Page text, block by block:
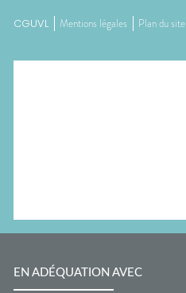
CGUVL Mentions légales Plan du site
EN ADÉQUATION AVEC